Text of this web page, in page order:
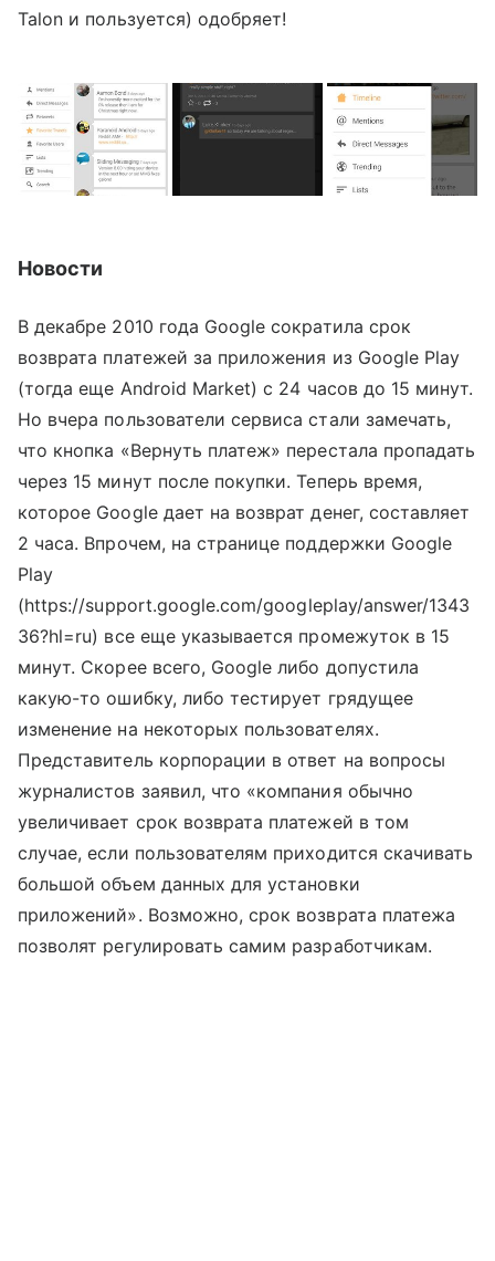
Talon и пользуется) одобряет!
Новости
В декабре 2010 года Google сократила срок
возврата платежей за приложения из Google Play
(тогда еще Android Market) с 24 часов до 15 минут.
Но вчера пользователи сервиса стали замечать,
что кнопка «Вернуть платеж» перестала пропадать
через 15 минут после покупки. Теперь время,
которое Google дает на возврат денег, составляет
2 часа. Впрочем, на странице поддержки Google
Play
(https://support.google.com/googleplay/answer/1343
36?hl=ru) все еще указывается промежуток в 15
минут. Скорее всего, Google либо допустила
какую-то ошибку, либо тестирует грядущее
изменение на некоторых пользователях.
Представитель корпорации в ответ на вопросы
журналистов заявил, что «компания обычно
увеличивает срок возврата платежей в том
случае, если пользователям приходится скачивать
большой объем данных для установки
приложений». Возможно, срок возврата платежа
позволят регулировать самим разработчикам.